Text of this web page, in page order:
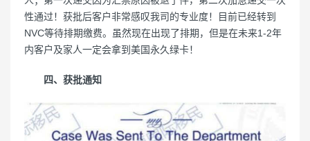
性通过！获批后客户非常感叹我司的专业度！目前已经转到
NVC等待排期缴费。虽然现在出现了排期，但是在未来1-2年
内客户及家人一定会拿到美国永久绿卡！
四、获批通知